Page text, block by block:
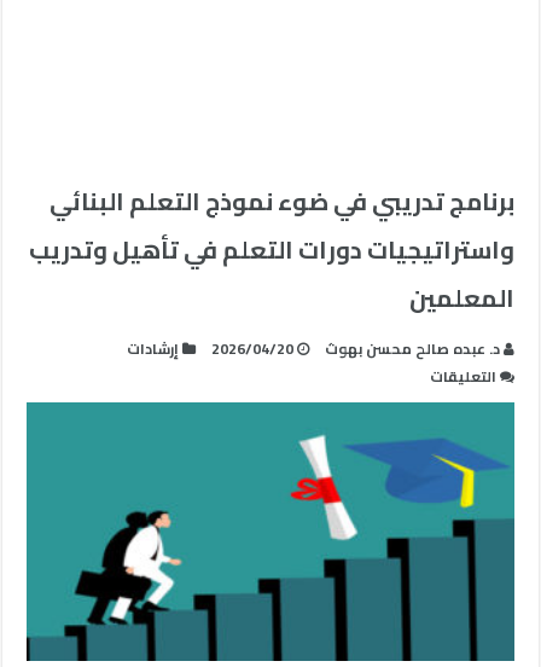
برنامج تدريبي في ضوء نموذج التعلم البنائي
واستراتيجيات دورات التعلم في تأهيل وتدريب
المعلمين
د. عبده صالح محسن بهوث 2026/04/20
إرشادات
التعليقات
برنامج
التعلم
البنائي
واستراتيجيات